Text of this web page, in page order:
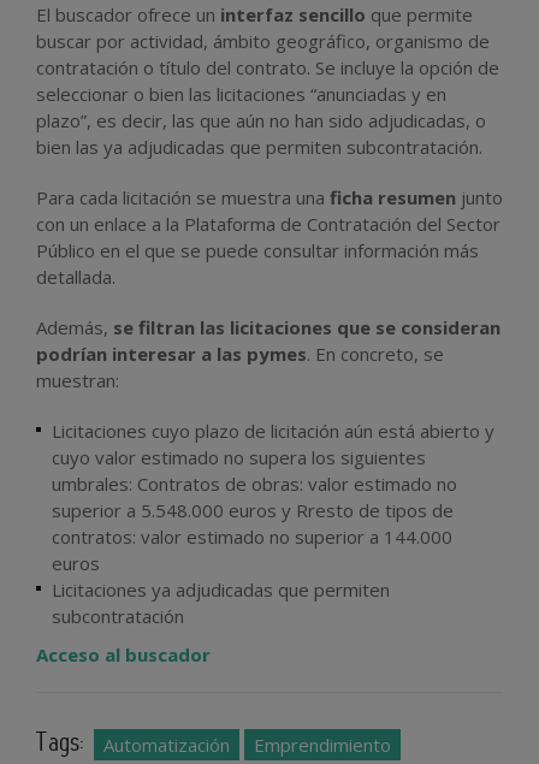
El buscador ofrece un interfaz sencillo que permite
buscar por actividad, ámbito geográfico, organismo de
contratación o título del contrato. Se incluye la opción de
seleccionar o bien las licitaciones “anunciadas y en
plazo”, es decir, las que aún no han sido adjudicadas, o
bien las ya adjudicadas que permiten subcontratación.
Para cada licitación se muestra una ficha resumen junto
con un enlace a la Plataforma de Contratación del Sector
Público en el que se puede consultar información más
detallada.
Además, se filtran las licitaciones que se consideran
podrían interesar a las pymes. En concreto, se
muestran:
Licitaciones cuyo plazo de licitación aún está abierto y
cuyo valor estimado no supera los siguientes
umbrales: Contratos de obras: valor estimado no
superior a 5.548.000 euros y Rresto de tipos de
contratos: valor estimado no superior a 144.000
euros
Licitaciones ya adjudicadas que permiten
subcontratación
Acceso al buscador
Tags: Automatización
Emprendimiento